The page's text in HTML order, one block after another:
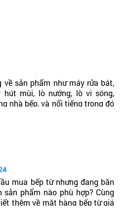
về sản phẩm như máy rửa bát,
hút mùi, lò nướng, lò vi sóng,
nhà bếp, và nổi tiếng trong đó
từ Canzy của nước nào? Có
mua bếp từ nhưng đang băn
phẩm nào phù hợp? Cùng
thêm về mặt hàng bếp từ giá